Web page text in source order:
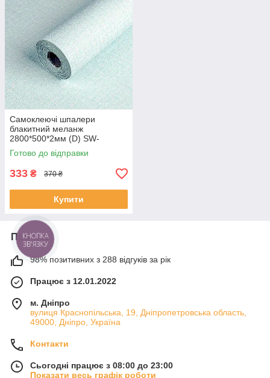
Самоклеючі шпалери
блакитний меланж
2800*500*2мм (D) SW-
00001783
Готово до відправки
333 ₴ 370 ₴
Купити
Про нас
98% позитивних з 288 відгуків за рік
Працює з 12.01.2022
м. Дніпро
вулиця Краснопільська, 19, Дніпропетровська область,
49000, Дніпро, Україна
Контакти
Сьогодні працює з 08:00 до 23:00
Показати весь графік роботи
КНОПКА
ЗВ'ЯЗКУ